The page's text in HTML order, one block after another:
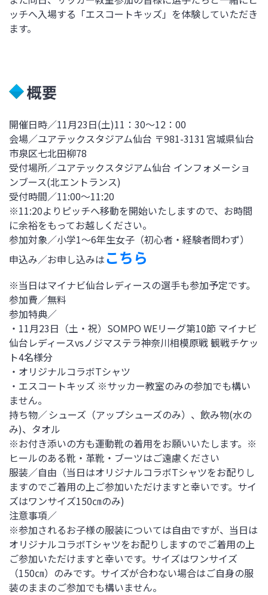
ッチへ入場する「エスコートキッズ」を体験していただき
ます。
概要
開催日時／11月23日(土)11：30～12：00
会場／ユアテックスタジアム仙台 〒981-3131 宮城県仙台
市泉区七北田柳78
受付場所／ユアテックスタジアム仙台 インフォメーショ
ンブース(北エントランス)
受付時間／11:00～11:20
※11:20よりピッチへ移動を開始いたしますので、お時間
に余裕をもってお越しください。
参加対象／小学1～6年生女子（初心者・経験者問わず）
申込み／お申し込みはこちら
※当日はマイナビ仙台レディースの選手も参加予定です。
参加費／無料
参加特典／
・11月23日（土・祝）SOMPO WEリーグ第10節 マイナビ
仙台レディースvsノジマステラ神奈川相模原戦 観戦チケッ
ト4名様分
・オリジナルコラボTシャツ
・エスコートキッズ ※サッカー教室のみの参加でも構い
ません。
持ち物／ シューズ（アップシューズのみ）、飲み物(水の
み)、タオル
※お付き添いの方も運動靴の着用をお願いいたします。※
ヒールのある靴・革靴・ブーツはご遠慮ください
服装／自由（当日はオリジナルコラボTシャツをお配りし
ますのでご着用の上ご参加いただけますと幸いです。サイ
ズはワンサイズ150㎝のみ)
注意事項／
※参加されるお子様の服装については自由ですが、当日は
オリジナルコラボTシャツをお配りしますのでご着用の上
ご参加いただけますと幸いです。サイズはワンサイズ
（150㎝）のみです。サイズが合わない場合はご自身の服
装のままのご参加でも構いません。